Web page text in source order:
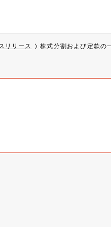
リリース 株式分割および定款の